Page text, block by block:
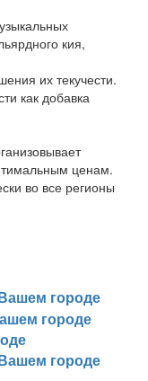
кия,
их текучести.
как добавка
ценам.
во все регионы